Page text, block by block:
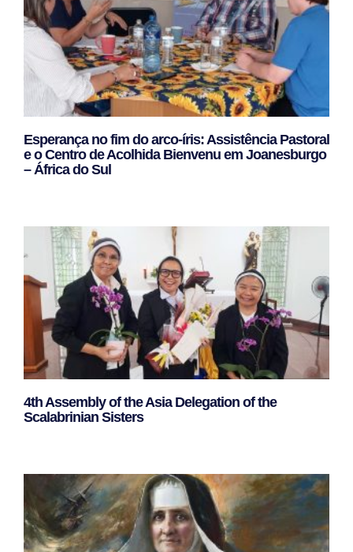
Esperança no fim do arco-íris: Assistência Pastoral
e o Centro de Acolhida Bienvenu em Joanesburgo
– África do Sul
4th Assembly of the Asia Delegation of the
Scalabrinian Sisters